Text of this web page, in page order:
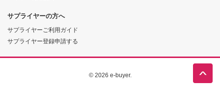
サプライヤーの方へ
サプライヤーご利用ガイド
サプライヤー登録申請する
© 2026 e-buyer.